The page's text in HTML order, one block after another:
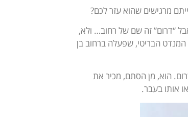
מרגישים שהוא עזר לכם?
“דרום” זה שם של רחוב… ולא,
הבריטי, שפעלה ברחוב בן
הוא, מן הסתם, מכיר את
אותו בעבר.